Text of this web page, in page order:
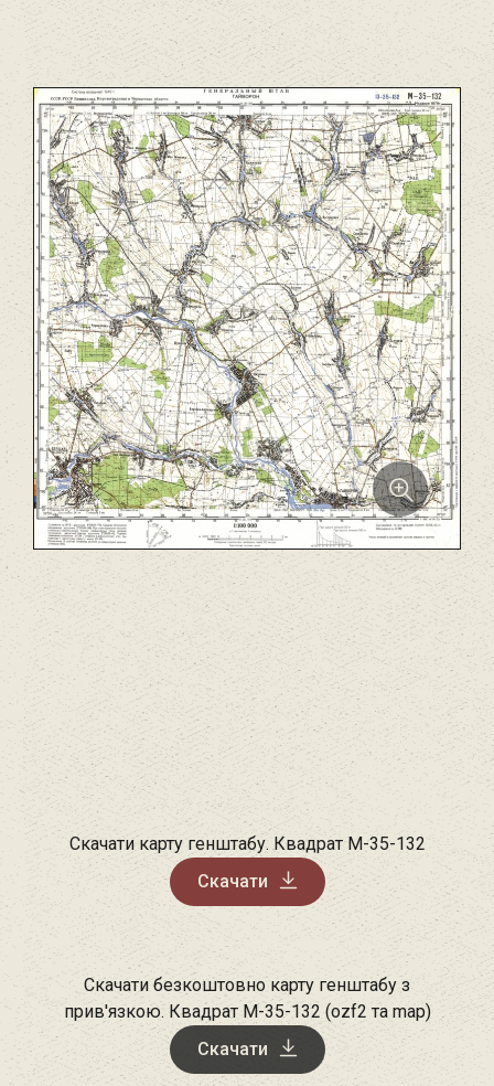
Скачати карту генштабу. Квадрат М-35-132
Скачати
Скачати безкоштовно карту генштабу з
прив'язкою. Квадрат М-35-132 (ozf2 та map)
Скачати